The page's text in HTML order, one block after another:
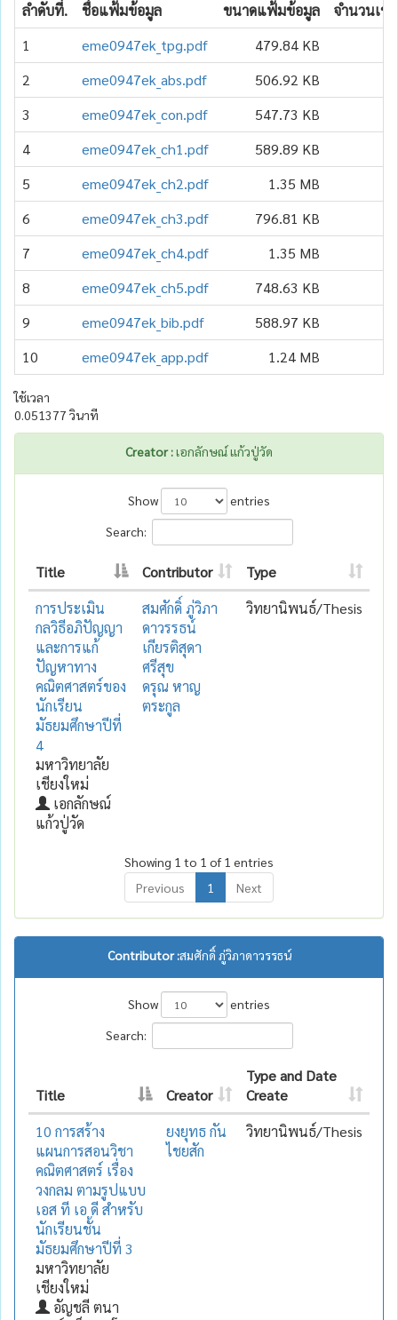
ลำดับที่. ชื่อแฟ้มข้อมูล ขนาดแฟ้มข้อมูล
จำนวนเข้
1
eme0947ek_tpg.pdf 479.84 KB
2
eme0947ek_abs.pdf 506.92 KB
3
eme0947ek_con.pdf 547.73 KB
4
eme0947ek_ch1.pdf 589.89 KB
5
eme0947ek_ch2.pdf 1.35 MB
6
eme0947ek_ch3.pdf 796.81 KB
7
eme0947ek_ch4.pdf 1.35 MB
8
eme0947ek_ch5.pdf 748.63 KB
9
eme0947ek_bib.pdf 588.97 KB
10
eme0947ek_app.pdf 1.24 MB
ใช้เวลา
0.051377 วินาที
Creator :เอกลักษณ์ แก้วปู่วัด
Show
entries
Search:
Title Contributor
Type
การประเมิน
กลวิธีอภิปัญญา
และการแก้
ปัญหาทาง
คณิตศาสตร์ของ
นักเรียน
มัธยมศึกษาปีที่
4
มหาวิทยาลัย
เชียงใหม่
เอกลักษณ์
แก้วปู่วัด
สมศักดิ์ ภู่วิภา
ดาวรรธน์
เกียรติสุดา
ศรีสุข
ดรุณ หาญ
ตระกูล
วิทยานิพนธ์/Thesis
Showing 1 to 1 of 1 entries
Previous
1 Next
Contributor :สมศักดิ์ ภู่วิภาดาวรรธน์
Show
entries
Search:
Title Creator
Type and Date
Create
10 การสร้าง
แผนการสอนวิชา
คณิตศาสตร์ เรื่อง
วงกลม ตามรูปแบบ
เอส ที เอ ดี สำหรับ
นักเรียนชั้น
มัธยมศึกษาปีที่ 3
มหาวิทยาลัย
เชียงใหม่
อัญชลี ตนา
ยงยุทธ กัน
ไชยสัก
วิทยานิพนธ์/Thesis